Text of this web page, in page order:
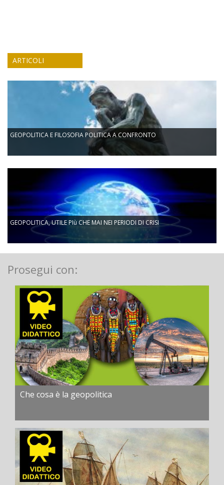
ARTICOLI
GEOPOLITICA E FILOSOFIA POLITICA A CONFRONTO
GEOPOLITICA, UTILE PIù CHE MAI NEI PERIODI DI CRISI
Prosegui con:
Che cosa è la geopolitica